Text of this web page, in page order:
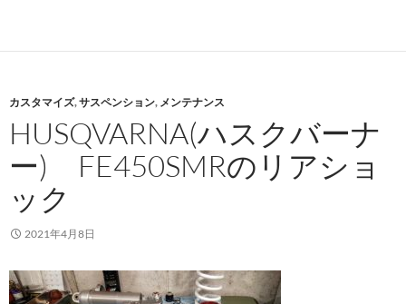
カスタマイズ,サスペンション, メンテナンス
HUSQVARNA(ハスクバーナ
ー) FE450SMRのリアショ
ック
2021年4月8日